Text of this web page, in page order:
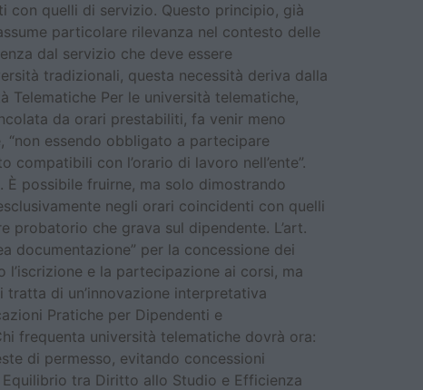
con quelli di servizio. Questo principio, già
particolare rilevanza nel contesto delle
dal servizio che deve essere
tradizionali, questa necessità deriva dalla
Per le università telematiche,
da orari prestabiliti, fa venir meno
essendo obbligato a partecipare
con l’orario di lavoro nell’ente”.
possibile fruirne, ma solo dimostrando
negli orari coincidenti con quelli
probatorio che grava sul dipendente. L’art.
documentazione” per la concessione dei
e la partecipazione ai corsi, ma
di un’innovazione interpretativa
Pratiche per Dipendenti e
frequenta università telematiche dovrà ora:
di permesso, evitando concessioni
tra Diritto allo Studio e Efficienza